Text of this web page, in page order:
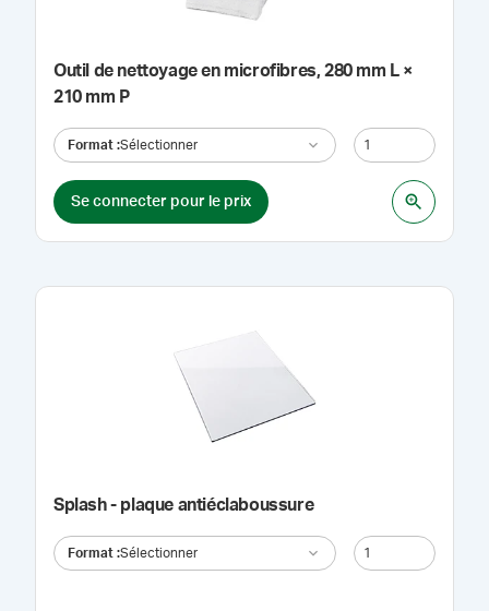
Outil de nettoyage en microfibres, 280 mm L ×
210 mm P
Format :Sélectionner
Se connecter pour le prix
Splash - plaque antiéclaboussure
Format :Sélectionner